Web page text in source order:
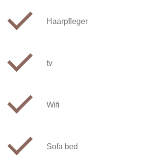
Haarpfleger
tv
Wifi
Sofa bed